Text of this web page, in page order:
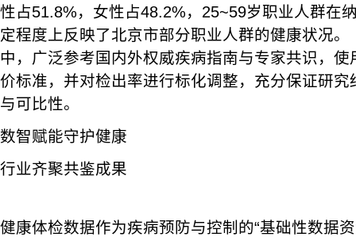
性占51.8%，女性占48.2%，25~59岁职业人群在
定程度上反映了北京市部分职业人群的健康状况
中，广泛参考国内外权威疾病指南与专家共识，
价标准，并对检出率进行标化调整，充分保证研
与可比性。
数智赋能守护健康
行业齐聚共鉴成果
健康体检数据作为疾病预防与控制的“基础性数据